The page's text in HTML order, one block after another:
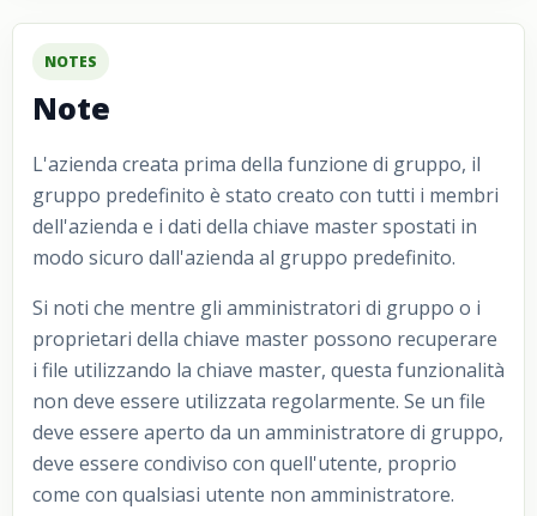
NOTES
Note
L'azienda creata prima della funzione di gruppo, il
gruppo predefinito è stato creato con tutti i membri
dell'azienda e i dati della chiave master spostati in
modo sicuro dall'azienda al gruppo predefinito.
Si noti che mentre gli amministratori di gruppo o i
proprietari della chiave master possono recuperare
i file utilizzando la chiave master, questa funzionalità
non deve essere utilizzata regolarmente. Se un file
deve essere aperto da un amministratore di gruppo,
deve essere condiviso con quell'utente, proprio
come con qualsiasi utente non amministratore.